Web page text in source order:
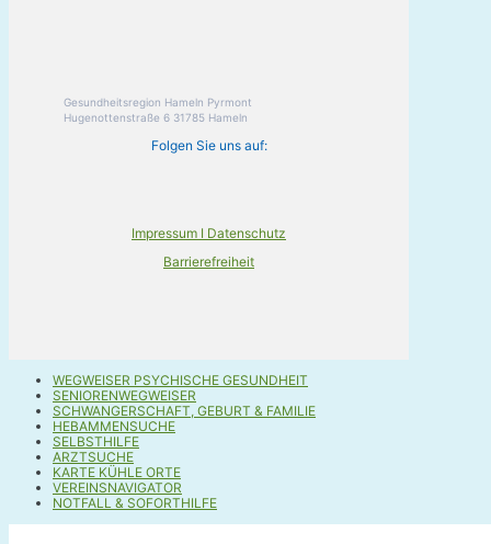
Gesundheitsregion Hameln Pyrmont
Hugenottenstraße 6 31785 Hameln
Folgen Sie uns auf:
Impressum I Datenschutz
Barrierefreiheit
WEGWEISER PSYCHISCHE GESUNDHEIT
SENIORENWEGWEISER
SCHWANGERSCHAFT, GEBURT & FAMILIE
HEBAMMENSUCHE
SELBSTHILFE
ARZTSUCHE
KARTE KÜHLE ORTE
VEREINSNAVIGATOR
NOTFALL & SOFORTHILFE